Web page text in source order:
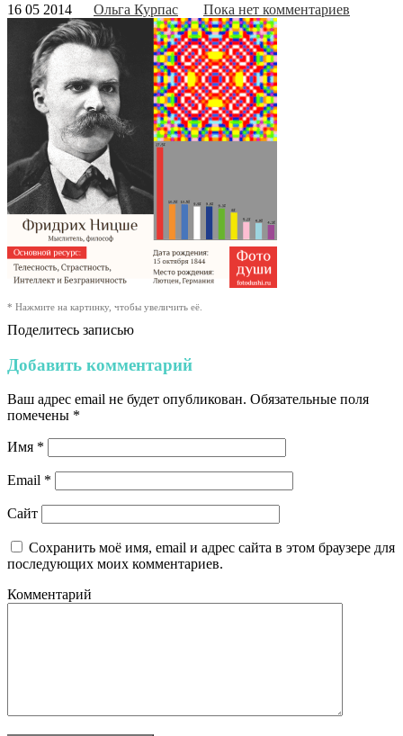
16 05 2014 Ольга Курпас Пока нет комментариев
* Нажмите на картинку, чтобы увеличить её.
Поделитесь записью
Добавить комментарий
Ваш адрес email не будет опубликован. Обязательные поля
помечены *
Имя *
Email *
Сайт
Сохранить моё имя, email и адрес сайта в этом браузере для
последующих моих комментариев.
Комментарий